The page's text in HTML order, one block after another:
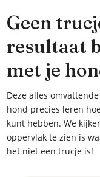
Geen
resultaat
met je
Deze alles
hond precies leren
kunt hebben. We
oppervlak te zien is
het niet een trucje is!